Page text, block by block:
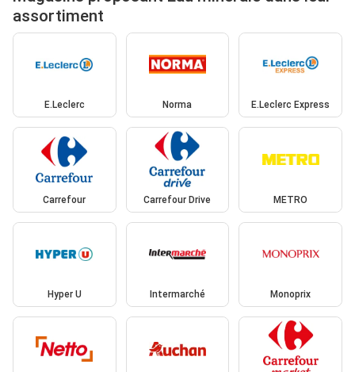
assortiment
E.Leclerc Norma E.Leclerc Express
Carrefour Carrefour Drive METRO
Hyper U Intermarché Monoprix